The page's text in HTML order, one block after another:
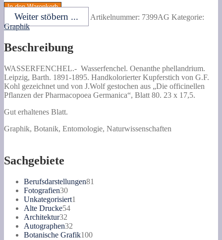
Oenanthe
phellandrium.
Menge
In den Warenkorb
Weiter stöbern ... Artikelnummer: 7399AG Kategorie:
Graphik
Beschreibung
WASSERFENCHEL.- Wasserfenchel. Oenanthe phellandrium.
Leipzig, Barth. 1891-1895. Handkolorierter Kupferstich von G.F.
Kohl gezeichnet und von J.Wolf gestochen aus „Die officinellen
Pflanzen der Pharmacopoea Germanica“, Blatt 80. 23 x 17,5.
Gut erhaltenes Blatt.
Graphik, Botanik, Entomologie, Naturwissenschaften
Sachgebiete
Berufsdarstellungen81
Fotografien3030
Produkte
Unkategorisiert1
Alte Drucke5454
Architektur32
Produkte
Autographen32
Produkte
Botanische Grafik100100